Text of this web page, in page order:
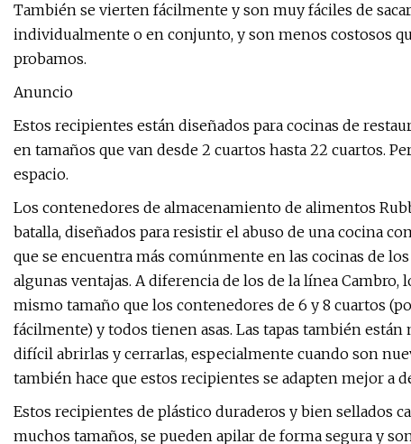
También se vierten fácilmente y son muy fáciles de
individualmente o en conjunto, y son menos costosos
probamos.
Anuncio
Estos recipientes están diseñados para cocinas de
en tamaños que van desde 2 cuartos hasta 22 cuartos.
espacio.
Los contenedores de almacenamiento de alimentos
batalla, diseñados para resistir el abuso de una cocina
que se encuentra más comúnmente en las cocinas de
algunas ventajas. A diferencia de los de la línea
mismo tamaño que los contenedores de 6 y 8 cuartos
fácilmente) y todos tienen asas. Las tapas también están
difícil abrirlas y cerrarlas, especialmente cuando son
también hace que estos recipientes se adapten mejor a
Estos recipientes de plástico duraderos y bien sellados
muchos tamaños, se pueden apilar de forma segura y